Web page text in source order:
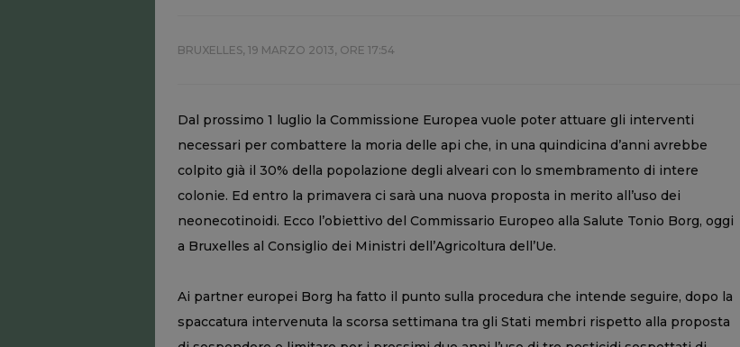
BRUXELLES, 19 MARZO 2013, ORE 17:54
Dal prossimo 1 luglio la Commissione Europea vuole poter attuare gli interventi
necessari per combattere la moria delle api che, in una quindicina d’anni avrebbe
colpito già il 30% della popolazione degli alveari con lo smembramento di intere
colonie. Ed entro la primavera ci sarà una nuova proposta in merito all’uso dei
neonecotinoidi. Ecco l’obiettivo del Commissario Europeo alla Salute Tonio Borg, oggi
a Bruxelles al Consiglio dei Ministri dell’Agricoltura dell’Ue.
Ai partner europei Borg ha fatto il punto sulla procedura che intende seguire, dopo la
spaccatura intervenuta la scorsa settimana tra gli Stati membri rispetto alla proposta